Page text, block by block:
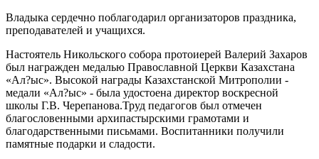
Владыка сердечно поблагодарил организаторов праздника,
преподавателей и учащихся.
Настоятель Никольского собора протоиерей Валерий Захаров
был награжден медалью Православной Церкви Казахстана
«Ал?ыс». Высокой награды Казахстанской Митрополии -
медали «Ал?ыс» - была удостоена директор воскресной
школы Г.В. Черепанова.Труд педагогов был отмечен
благословенными архипастырскими грамотами и
благодарственными письмами. Воспитанники получили
памятные подарки и сладости.